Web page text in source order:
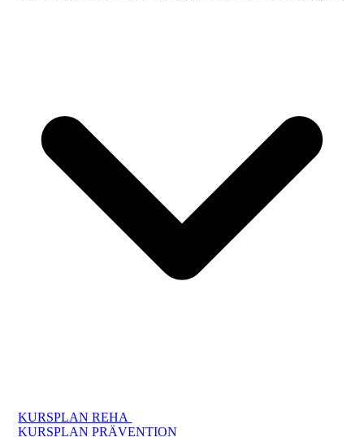
KURSPLAN REHA
KURSPLAN PRÄVENTION